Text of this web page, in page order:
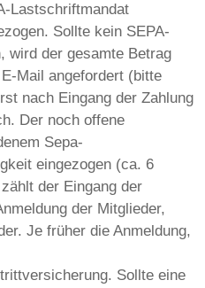
Lastschriftmandat
Sollte kein SEPA-
wird der gesamte Betrag
Mail angefordert (bitte
nach Eingang der Zahlung
Der noch offene
Sepa-
eingezogen (ca. 6
der Eingang der
der Mitglieder,
Je früher die Anmeldung,
Sollte eine